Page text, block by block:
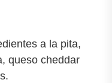
a la pita,
queso cheddar